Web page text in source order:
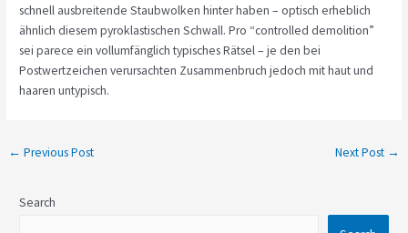
schnell ausbreitende Staubwolken hinter haben – optisch erheblich
ähnlich diesem pyroklastischen Schwall. Pro “controlled demolition”
sei parece ein vollumfänglich typisches Rätsel – je den bei
Postwertzeichen verursachten Zusammenbruch jedoch mit haut und
haaren untypisch.
← Previous Post Next Post →
Search